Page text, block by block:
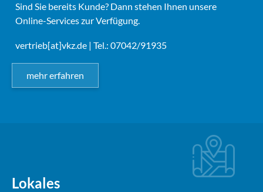
Sind Sie bereits Kunde? Dann stehen Ihnen unsere
Online-Services zur Verfügung.
vertrieb[at]vkz.de | Tel.: 07042/91935
mehr erfahren
Lokales